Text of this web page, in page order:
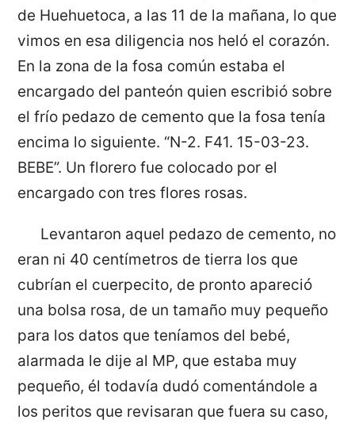
de Huehuetoca, a las 11 de la mañana, lo que
vimos en esa diligencia nos heló el corazón.
En la zona de la fosa común estaba el
encargado del panteón quien escribió sobre
el frío pedazo de cemento que la fosa tenía
encima lo siguiente. “N-2. F41. 15-03-23.
BEBE”. Un florero fue colocado por el
encargado con tres flores rosas.
Levantaron aquel pedazo de cemento, no
eran ni 40 centímetros de tierra los que
cubrían el cuerpecito, de pronto apareció
una bolsa rosa, de un tamaño muy pequeño
para los datos que teníamos del bebé,
alarmada le dije al MP, que estaba muy
pequeño, él todavía dudó comentándole a
los peritos que revisaran que fuera su caso,